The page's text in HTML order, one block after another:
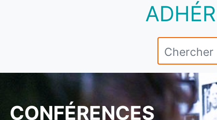
CONFÉRENCES